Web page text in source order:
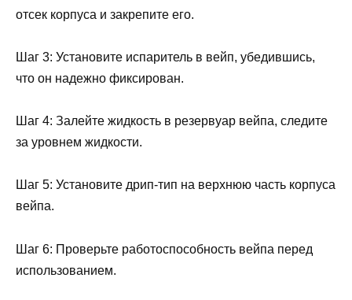
отсек корпуса и закрепите его.
Шаг 3: Установите испаритель в вейп, убедившись,
что он надежно фиксирован.
Шаг 4: Залейте жидкость в резервуар вейпа, следите
за уровнем жидкости.
Шаг 5: Установите дрип-тип на верхнюю часть корпуса
вейпа.
Шаг 6: Проверьте работоспособность вейпа перед
использованием.